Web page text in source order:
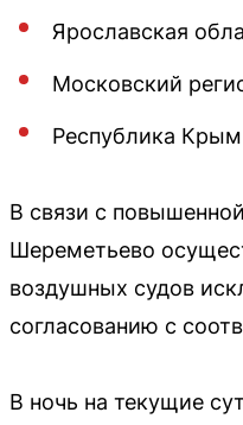
Ярославская
Московский
Республика Крым
В связи с
Шереметьево
воздушных судов
согласованию с
В ночь на текущие